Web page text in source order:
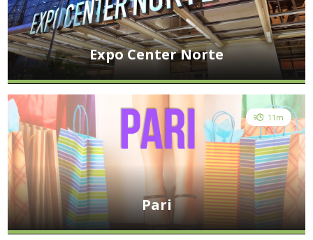
Expo Center Norte
Pari
11m